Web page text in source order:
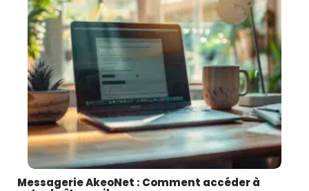
Messagerie AkeoNet : Comment accéder à